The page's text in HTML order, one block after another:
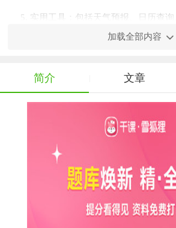
5. 实用工具：包括天气预报、日历查询
具，满足用户日常生活中的各种需求。
加载全部内容
简介 文章